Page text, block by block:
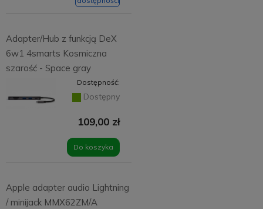
Adapter/Hub z funkcją DeX
6w1 4smarts Kosmiczna
szarość - Space gray
Dostępność:
Dostępny
109,00 zł
Do koszyka
Apple adapter audio Lightning
/ minijack MMX62ZM/A